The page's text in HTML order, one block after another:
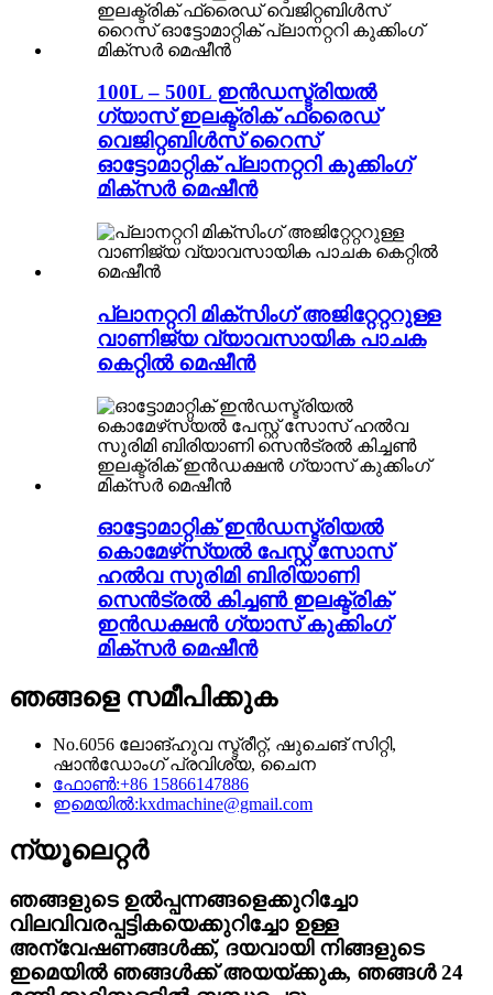
100L – 500L ഇൻഡസ്ട്രിയൽ
ഗ്യാസ് ഇലക്ട്രിക് ഫ്രൈഡ്
വെജിറ്റബിൾസ് റൈസ്
ഓട്ടോമാറ്റിക് പ്ലാനറ്ററി കുക്കിംഗ്
മിക്സർ മെഷീൻ
പ്ലാനറ്ററി മിക്സിംഗ് അജിറ്റേറ്ററുള്ള
വാണിജ്യ വ്യാവസായിക പാചക
കെറ്റിൽ മെഷീൻ
ഓട്ടോമാറ്റിക് ഇൻഡസ്ട്രിയൽ
കൊമേഴ്‌സ്യൽ പേസ്റ്റ് സോസ്
ഹൽവ സുരിമി ബിരിയാണി
സെൻട്രൽ കിച്ചൺ ഇലക്ട്രിക്
ഇൻഡക്ഷൻ ഗ്യാസ് കുക്കിംഗ്
മിക്സർ മെഷീൻ
ഞങ്ങളെ സമീപിക്കുക
No.6056 ലോങ്‌ഹുവ സ്ട്രീറ്റ്, ഷുചെങ് സിറ്റി,
ഷാൻഡോംഗ് പ്രവിശ്യ, ചൈന
ഫോൺ:+86 15866147886
ഇമെയിൽ:kxdmachine@gmail.com
ന്യൂലെറ്റർ
ഞങ്ങളുടെ ഉൽപ്പന്നങ്ങളെക്കുറിച്ചോ
വിലവിവരപ്പട്ടികയെക്കുറിച്ചോ ഉള്ള
അന്വേഷണങ്ങൾക്ക്, ദയവായി നിങ്ങളുടെ
ഇമെയിൽ ഞങ്ങൾക്ക് അയയ്ക്കുക, ഞങ്ങൾ 24